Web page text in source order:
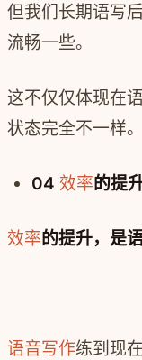
但我们长期语写
流畅一些。
这不仅仅体现在
状态完全不一样。
04 效率的提
效率的提升，是
语音写作练到现